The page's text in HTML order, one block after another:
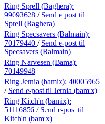
Ring Sprell (Baghera):
99093628 / Send e-post til
Sprell (Baghera)
Ring Specsavers (Balmain):
70179440 / Send e-post til
Specsavers (Balmain)
Ring Narvesen (Bama):
70149948
Ring Jernia (bamix): 40005965
/ Send e-post til Jernia (bamix)
Ring Kitch'n (bamix):
51116856 / Send e-post til
Kitch'n (bamix)